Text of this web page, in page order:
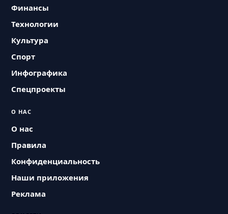
Финансы
Технологии
Культура
Спорт
Инфографика
Спецпроекты
О НАС
О нас
Правила
Конфиденциальность
Наши приложения
Реклама